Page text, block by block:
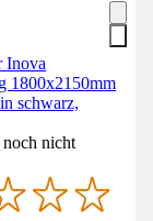
Inova
1800x2150mm
schwarz,
nicht